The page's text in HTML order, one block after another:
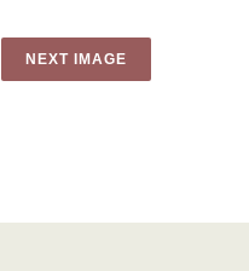
NEXT IMAGE